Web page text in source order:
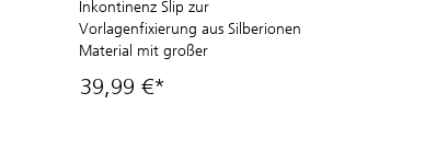
Inkontinenz Slip zur
Vorlagenfixierung aus Silberionen
Material mit großer
Membrane
39,99 €*